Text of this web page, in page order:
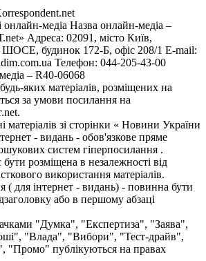
онлайн-медіа Назва онлайн-медіа –
Адреса: 02091, місто Київ,
будинок 172-Б, офіс 208/1 E-mail:
Телефон: 044-205-43-00
– R40-06068
яких матеріалів, розміщених на
за умови посилання на
матеріалів зі сторінки « Новини України
- видань - обов'язкове пряме
систем гіперпосилання .
розміщена в незалежності від
використання матеріалів.
( для інтернет - видань) - повинна бути
або в першому абзаці
"Думка", "Експертиза", "Заява",
"Влада", "Вибори", "Тест-драйв",
"Промо" публікуються на правах